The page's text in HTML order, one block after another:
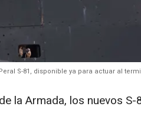
S-81, disponible ya para actuar al
la Armada, los nuevos